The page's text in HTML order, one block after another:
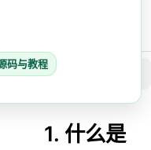
此页内容
1. 什么是IO
1. 什么是
码与教程